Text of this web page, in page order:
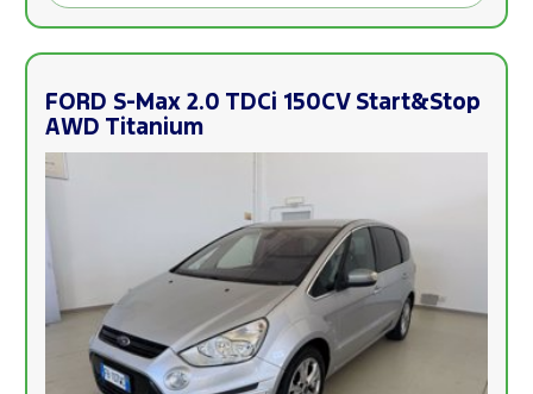
FORD S-Max 2.0 TDCi 150CV Start&Stop
AWD Titanium